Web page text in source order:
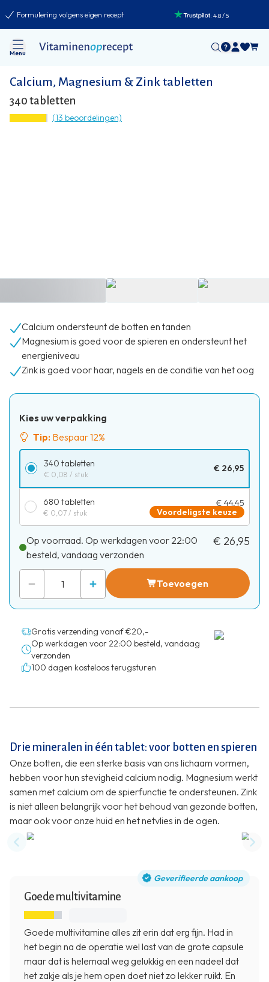
Formulering volgens eigen recept :4.8/5
Menu
Calcium, Magnesium & Zink tabletten
340 tabletten
(13 beoordelingen)
Calcium ondersteunt de botten en tanden
Magnesium is goed voor de spieren en ondersteunt het
energieniveau
Zink is goed voor haar, nagels en de conditie van het oog
Kies uw verpakking
Tip: Bespaar 12%
340 tabletten
€ 0,08 / stuk
€ 26,95
680 tabletten
€ 0,07 / stuk
€ 44,45
Voordeligste keuze
Op voorraad. Op werkdagen voor 22:00
besteld, vandaag verzonden
€ 26,95
Toevoegen
Gratis verzending vanaf €20,-
Op werkdagen voor 22:00 besteld, vandaag
verzonden
100 dagen kosteloos terugsturen
Drie mineralen in één tablet: voor botten en spieren
Onze botten, die een sterke basis van ons lichaam vormen,
hebben voor hun stevigheid calcium nodig. Magnesium werkt
samen met calcium om de spierfunctie te ondersteunen. Zink
is niet alleen belangrijk voor het behoud van gezonde botten,
maar ook voor onze huid en het netvlies in de ogen.
Previous slide
Geverifieerde aankoop
Goede multivitamine
Goede multivitamine alles zit erin dat erg fijn. Had in
het begin na de operatie wel last van de grote capsule
maar dat is helemaal weg gelukkig en een nadeel dat
het zakje als je hem open doet niet zo lekker ruikt. En